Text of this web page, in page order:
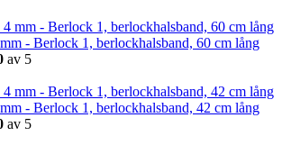
- Berlock 1, berlockhalsband, 60 cm lång
av 5
- Berlock 1, berlockhalsband, 42 cm lång
av 5